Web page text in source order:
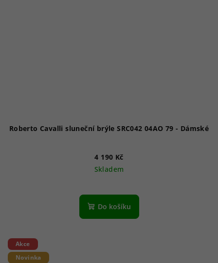
Roberto Cavalli sluneční brýle SRC042 04AO 79 - Dámské
4 190 Kč
Skladem
Do košíku
Akce
Novinka